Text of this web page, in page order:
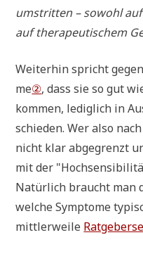
umstrit­ten – sowohl
auf the­ra­peu­ti­schem
Wei­ter­hin spricht
me②, dass sie so gut
kom­men, ledig­lich in
schie­den. Wer also
nicht klar abge­grenzt
mit der
Natür­lich braucht man
wel­che Sym­pto­me
mitt­ler­wei­le